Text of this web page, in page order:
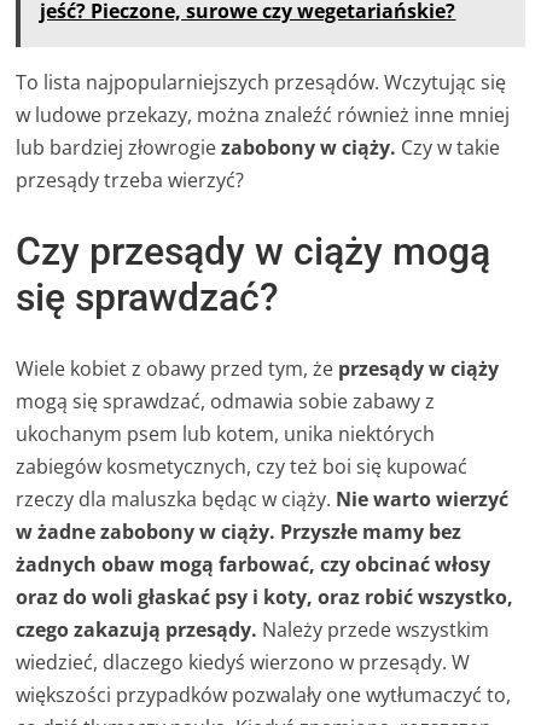
jeść? Pieczone, surowe czy wegetariańskie?
To lista najpopularniejszych przesądów. Wczytując się
w ludowe przekazy, można znaleźć również inne mniej
lub bardziej złowrogiezabobony w ciąży. Czy w takie
przesądy trzeba wierzyć?
Czy przesądy w ciąży mogą
się sprawdzać?
Wiele kobiet z obawy przed tym, że przesądy w ciąży
mogą się sprawdzać, odmawia sobie zabawy z
ukochanym psem lub kotem, unika niektórych
zabiegów kosmetycznych, czy też boi się kupować
rzeczy dla maluszka będąc w ciąży. Nie warto wierzyć
w żadne zabobony w ciąży. Przyszłe mamy bez
żadnych obaw mogą farbować, czy obcinać włosy
oraz do woli głaskać psy i koty, oraz robić wszystko,
czego zakazują przesądy. Należy przede wszystkim
wiedzieć, dlaczego kiedyś wierzono w przesądy. W
większości przypadków pozwalały one wytłumaczyć to,